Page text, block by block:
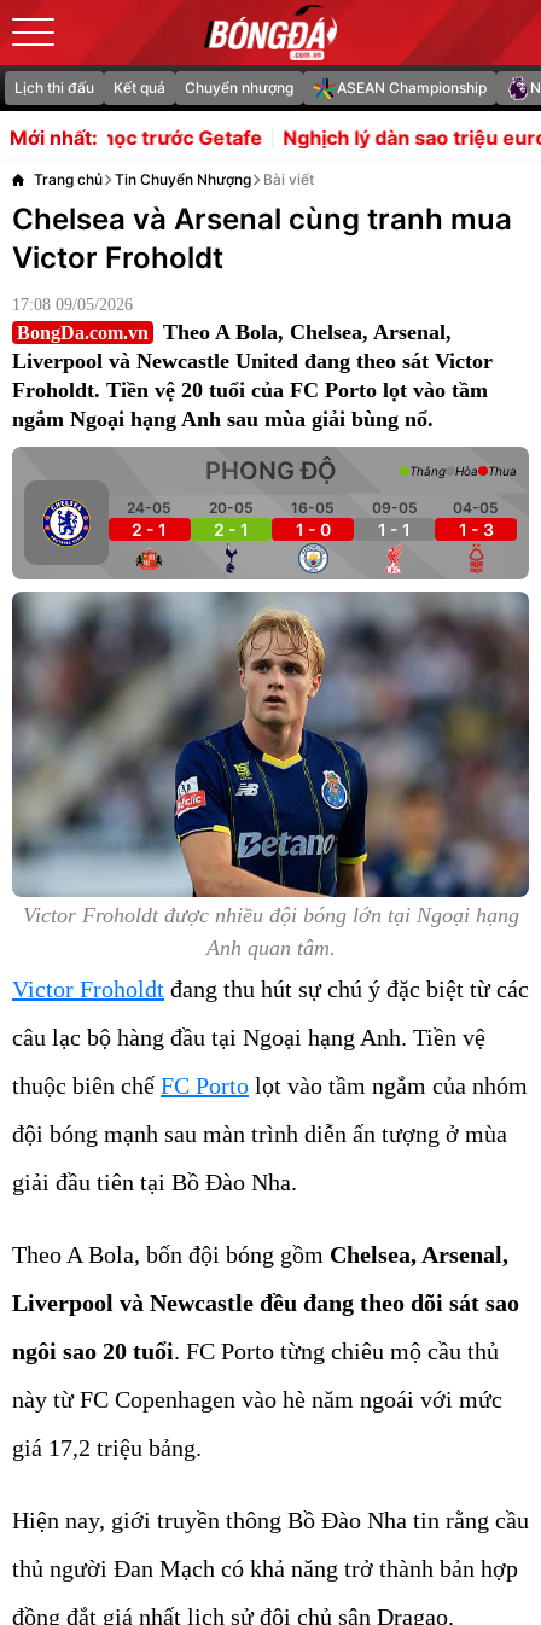
Lịch thi đấu Kết quả Chuyển nhượng ASEAN Championship
Mới nhất:Nghịch lý dàn sao triệu euro của Indonesia bị
Trang chủ Tin Chuyển Nhượng Bài viết
Chelsea và Arsenal cùng tranh mua
Victor Froholdt
17:08 09/05/2026
BongDa.com.vn
Theo A Bola, Chelsea, Arsenal,
Liverpool và Newcastle United đang theo sát Victor
Froholdt. Tiền vệ 20 tuổi của FC Porto lọt vào tầm
ngắm Ngoại hạng Anh sau mùa giải bùng nổ.
PHONG ĐỘ
24-05
2 - 1
20-05
2 - 1
16-05
1 - 0
09-05
1 - 1
04-05
1 - 3
Thắng Hòa Thua
Victor Froholdt được nhiều đội bóng lớn tại Ngoại hạng
Anh quan tâm.
Victor Froholdt đang thu hút sự chú ý đặc biệt từ các
câu lạc bộ hàng đầu tại Ngoại hạng Anh. Tiền vệ
thuộc biên chếFC Porto lọt vào tầm ngắm của nhóm
đội bóng mạnh sau màn trình diễn ấn tượng ở mùa
giải đầu tiên tại Bồ Đào Nha.
Theo A Bola, bốn đội bóng gồm Chelsea, Arsenal,
Liverpool và Newcastle đều đang theo dõi sát sao
ngôi sao 20 tuổi. FC Porto từng chiêu mộ cầu thủ
này từ FC Copenhagen vào hè năm ngoái với mức
giá 17,2 triệu bảng.
Hiện nay, giới truyền thông Bồ Đào Nha tin rằng cầu
thủ người Đan Mạch có khả năng trở thành bản hợp
đồng đắt giá nhất lịch sử đội chủ sân Dragao.